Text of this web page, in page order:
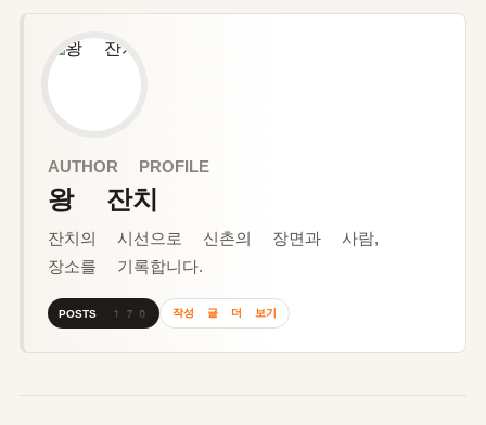
AUTHOR PROFILE
왕 잔치
잔치의 시선으로 신촌의 장면과 사람,
장소를 기록합니다.
POSTS 170 작성 글 더 보기